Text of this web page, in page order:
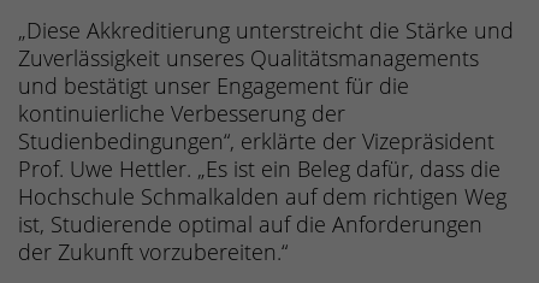
„Diese Akkreditierung unterstreicht die Stärke und
Zuverlässigkeit unseres Qualitätsmanagements
und bestätigt unser Engagement für die
kontinuierliche Verbesserung der
Studienbedingungen“, erklärte der Vizepräsident
Prof. Uwe Hettler. „Es ist ein Beleg dafür, dass die
Hochschule Schmalkalden auf dem richtigen Weg
ist, Studierende optimal auf die Anforderungen
der Zukunft vorzubereiten.“